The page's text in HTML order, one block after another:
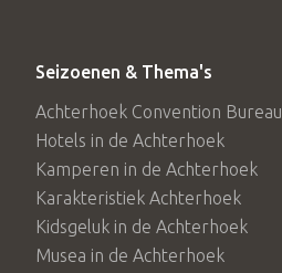
Seizoenen & Thema's
Achterhoek Convention Bureau
Hotels in de Achterhoek
Kamperen in de Achterhoek
Karakteristiek Achterhoek
Kidsgeluk in de Achterhoek
Musea in de Achterhoek